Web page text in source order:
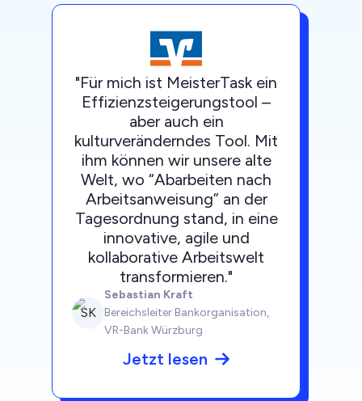
"Für mich ist MeisterTask ein
Effizienzsteigerungstool –
aber auch ein
kulturveränderndes Tool. Mit
ihm können wir unsere alte
Welt, wo “Abarbeiten nach
Arbeitsanweisung” an der
Tagesordnung stand, in eine
innovative, agile und
kollaborative Arbeitswelt
transformieren."
SK
Sebastian Kraft
Bereichsleiter Bankorganisation,
VR-Bank Würzburg
Jetzt lesen